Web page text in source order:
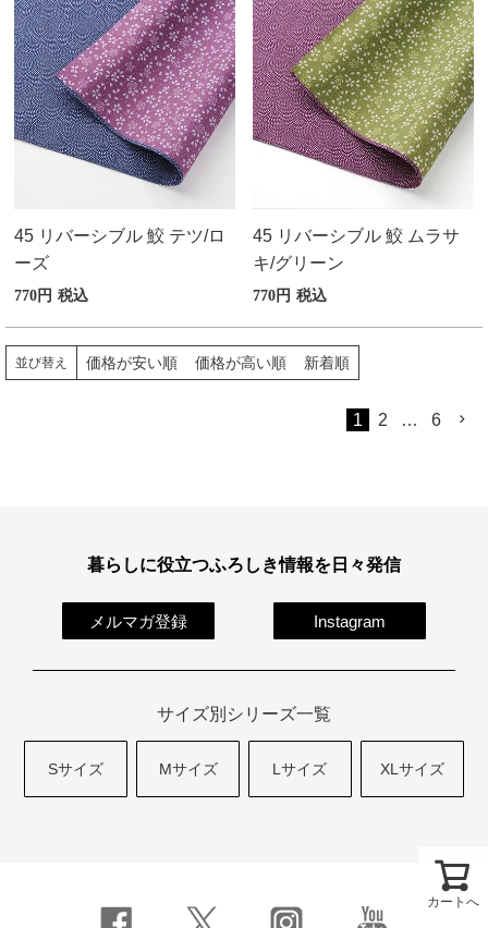
45 リバーシブル 鮫 テツ/ロ
ーズ
770 税込
45 リバーシブル 鮫 ムラサ
キ/グリーン
770 税込
並び替え 価格が安い順 価格が高い順 新着順
1 2 … 6
カートへ
暮らしに役立つふろしき情報を日々発信
メルマガ登録 Instagram
サイズ別シリーズ一覧
Sサイズ Mサイズ Lサイズ XLサイズ